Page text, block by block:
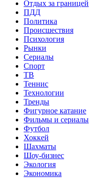
Отдых за границей
ПДД
Политика
Происшествия
Психология
Рынки
Сериалы
Спорт
ТВ
Теннис
Технологии
Тренды
Фигурное катание
Фильмы и сериалы
Футбол
Хоккей
Шахматы
Шоу-бизнес
Экология
Экономика